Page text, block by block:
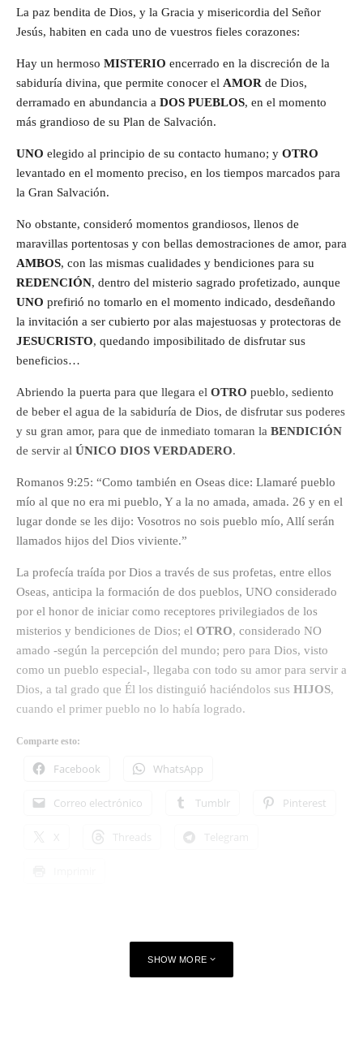
La paz bendita de Dios, y la Gracia y misericordia del Señor
Jesús, habiten en cada uno de vuestros fieles corazones:
Hay un hermoso MISTERIO encerrado en la discreción de la
sabiduría divina, que permite conocer el AMOR de Dios,
derramado en abundancia a DOS PUEBLOS, en el momento
más grandioso de su Plan de Salvación.
UNO elegido al principio de su contacto humano; y OTRO
levantado en el momento preciso, en los tiempos marcados para
la Gran Salvación.
No obstante, consideró momentos grandiosos, llenos de
maravillas portentosas y con bellas demostraciones de amor, para
AMBOS, con las mismas cualidades y bendiciones para su
REDENCIÓN, dentro del misterio sagrado profetizado, aunque
UNO prefirió no tomarlo en el momento indicado, desdeñando
la invitación a ser cubierto por alas majestuosas y protectoras de
JESUCRISTO, quedando imposibilitado de disfrutar sus
beneficios…
Abriendo la puerta para que llegara el OTRO pueblo, sediento
de beber el agua de la sabiduría de Dios, de disfrutar sus poderes
y su gran amor, para que de inmediato tomaran la BENDICIÓN
de servir al ÚNICO DIOS VERDADERO.
Romanos 9:25: “Como también en Oseas dice: Llamaré pueblo
mío al que no era mi pueblo, Y a la no amada, amada. 26 y en el
lugar donde se les dijo: Vosotros no sois pueblo mío, Allí serán
llamados hijos del Dios viviente.”
La profecía traída por Dios a través de sus profetas, entre ellos
Oseas, anticipa la formación de dos pueblos, UNO considerado
por el honor de iniciar como receptores privilegiados de los
misterios y bendiciones de Dios; el OTRO, considerado NO
amado -según la percepción del mundo; pero para Dios, visto
como un pueblo especial-, llegaba con todo su amor para servir a
Dios, a tal grado que Él los distinguió haciéndolos sus HIJOS,
cuando el primer pueblo no lo había logrado.
Comparte esto:
Facebook WhatsApp
Correo electrónico Tumblr Pinterest
X Threads Telegram
SHOW MORE